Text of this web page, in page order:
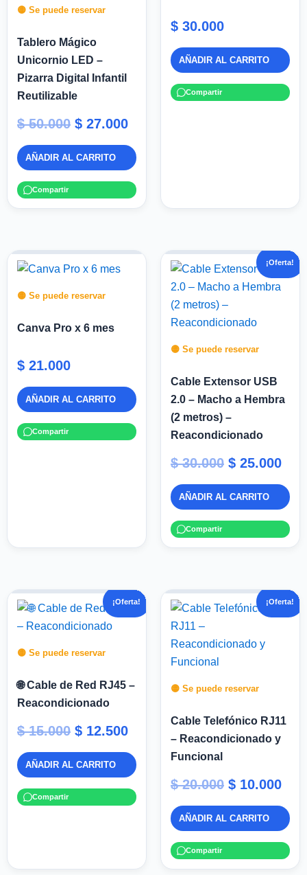
🟡 Se puede reservar
Tablero Mágico
Unicornio LED –
Pizarra Digital Infantil
Reutilizable
$50.000 $ 27.000
AÑADIR AL CARRITO
Compartir
$ 30.000
AÑADIR AL CARRITO
Compartir
🟡 Se puede reservar
Canva Pro x 6 mes
$ 21.000
AÑADIR AL CARRITO
Compartir
¡Oferta!
🟡 Se puede reservar
Cable Extensor USB
2.0 – Macho a Hembra
(2 metros) –
Reacondicionado
$30.000
El
precio
original
$ 30.000.
$ 25.000
El
AÑADIR AL CARRITO
Compartir
¡Oferta!
🟡 Se puede reservar
🌐 Cable de Red RJ45 –
Reacondicionado
$15.000
El
precio
original
era:
$ 12.500
El
precio
$ 12.500.
AÑADIR AL CARRITO
Compartir
¡Oferta!
🟡 Se puede reservar
Cable Telefónico RJ11
– Reacondicionado y
Funcional
$20.000
El
precio
era:
$ 10.000
El
AÑADIR AL CARRITO
Compartir